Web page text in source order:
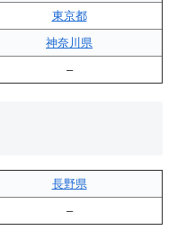
東京都
神奈川県
–
長野県
–